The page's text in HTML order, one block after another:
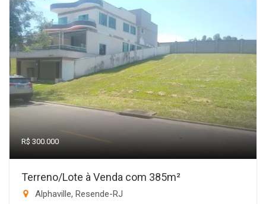
R$ 300.000
Terreno/Lote à Venda com 385m²
Alphaville, Resende-RJ